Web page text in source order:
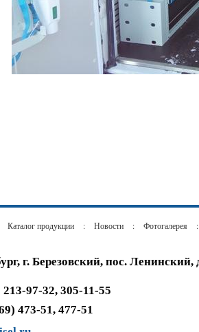
Каталог продукции : Новости : Фотогалерея :
г. Березовский, пос. Ленинский,
97-32, 305-11-55
473-51, 477-51